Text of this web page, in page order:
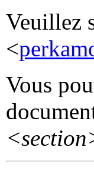
Veuillez
<
Vous